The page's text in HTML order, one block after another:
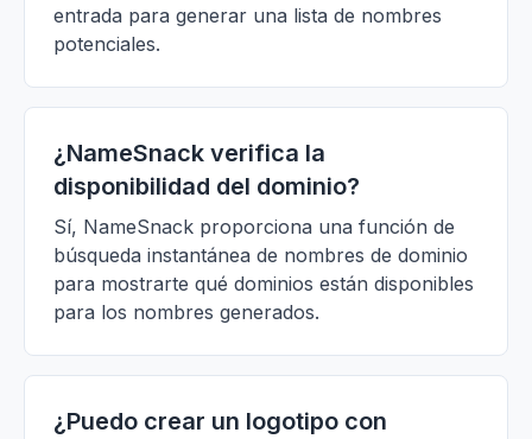
entrada para generar una lista de nombres
potenciales.
¿NameSnack verifica la
disponibilidad del dominio?
Sí, NameSnack proporciona una función de
búsqueda instantánea de nombres de dominio
para mostrarte qué dominios están disponibles
para los nombres generados.
¿Puedo crear un logotipo con